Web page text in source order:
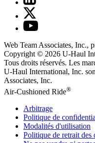
Web Team Associates, Inc.,
Copyright © 2026 U-Haul
Tous droits réservés. Les
U-Haul International, Inc.
Associates, Inc.
Air-Cushioned Ride®
Arbitrage
Politique de
Modalités d'utilisation
Politique de retrait des